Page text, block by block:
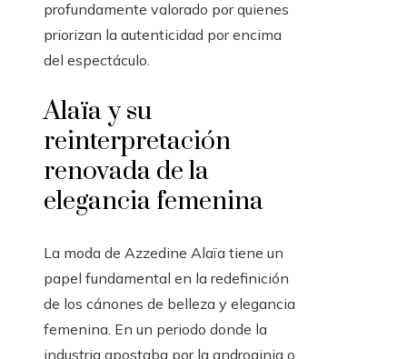
profundamente valorado por quienes
priorizan la autenticidad por encima
del espectáculo.
Alaïa y su
reinterpretación
renovada de la
elegancia femenina
La moda de Azzedine Alaïa tiene un
papel fundamental en la redefinición
de los cánones de belleza y elegancia
femenina. En un periodo donde la
industria apostaba por la androginia o